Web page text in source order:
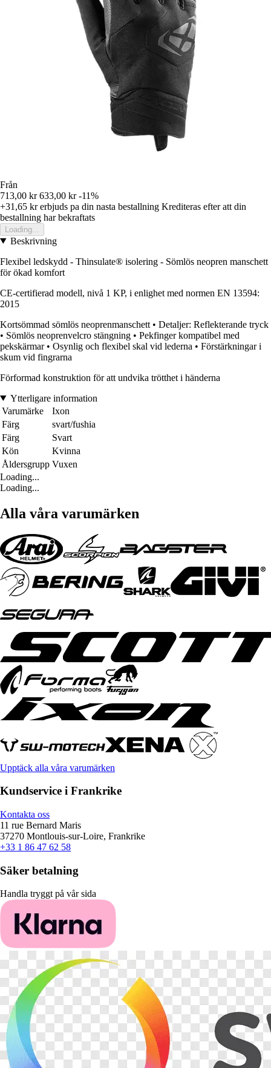
Från
713,00 kr 633,00 kr -11%
+31,65 krerbjuds pa din nasta bestallning Krediteras efter att din
bestallning har bekraftats
Loading...
Beskrivning
Flexibel ledskydd - Thinsulate® isolering - Sömlös neopren manschett
för ökad komfort
CE-certifierad modell, nivå 1 KP, i enlighet med normen EN 13594:
2015
Kortsömmad sömlös neoprenmanschett • Detaljer: Reflekterande tryck
• Sömlös neoprenvelcro stängning • Pekfinger kompatibel med
pekskärmar • Osynlig och flexibel skal vid lederna • Förstärkningar i
skum vid fingrarna
Förformad konstruktion för att undvika trötthet i händerna
Ytterligare information
Varumärke
Ixon
Färg
svart/fushia
Färg
Svart
Kön
Kvinna
Åldersgrupp Vuxen
Loading...
Loading...
Alla våra varumärken
Upptäck alla våra varumärken
Kundservice i Frankrike
Kontakta oss
11 rue Bernard Maris
37270 Montlouis-sur-Loire, Frankrike
+33 1 86 47 62 58
Säker betalning
Handla tryggt på vår sida